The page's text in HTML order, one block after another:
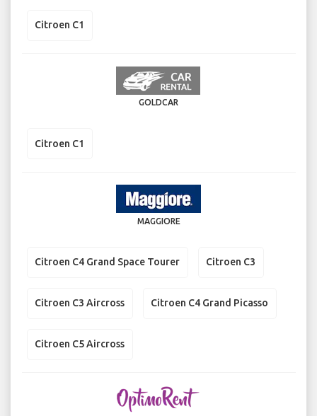
Citroen C1
GOLDCAR
Citroen C1
MAGGIORE
Citroen C4 Grand Space Tourer Citroen C3
Citroen C3 Aircross Citroen C4 Grand Picasso
Citroen C5 Aircross